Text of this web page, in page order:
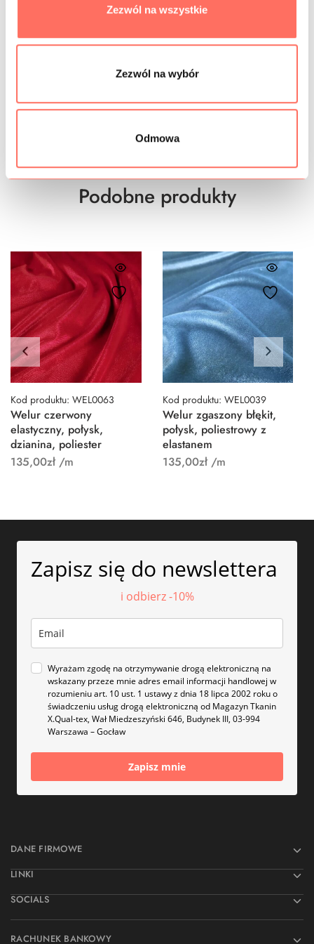
Zezwól na wszystkie
Zezwól na wybór
Odmowa
PRÓBKI TKANIN
BEZPIECZEŃSTWO
Podobne produkty
Kod produktu: WEL0063
Welur czerwony
elastyczny, połysk,
dzianina, poliester
135,00zł/m
Kod produktu: WEL0039
Welur zgaszony błękit,
połysk, poliestrowy z
elastanem
135,00zł/m
Zapisz się do newslettera
i odbierz -10%
Wyrażam zgodę na otrzymywanie drogą elektroniczną na
wskazany przeze mnie adres email informacji handlowej w
rozumieniu art. 10 ust. 1 ustawy z dnia 18 lipca 2002 roku o
świadczeniu usług drogą elektroniczną od Magazyn Tkanin
X.Qual-tex, Wał Miedzeszyński 646, Budynek III, 03-994
Warszawa – Gocław
Zapisz mnie
DANE FIRMOWE
LINKI
SOCIALS
RACHUNEK BANKOWY